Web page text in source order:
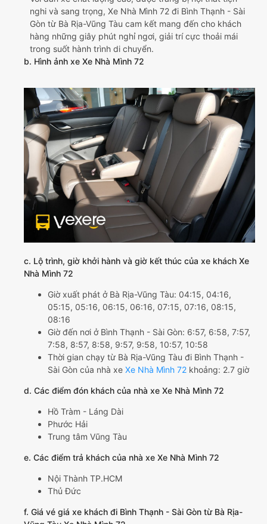
nghi và sang trọng, Xe Nhà Mình 72 đi Bình Thạnh - Sài
Gòn từ Bà Rịa-Vũng Tàu cam kết mang đến cho khách
hàng những giây phút nghỉ ngơi, giải trí cực thoải mái
trong suốt hành trình di chuyển.
b. Hình ảnh xe Xe Nhà Mình 72
c. Lộ trình, giờ khởi hành và giờ kết thúc của xe khách Xe
Nhà Mình 72
Giờ xuất phát ở Bà Rịa-Vũng Tàu: 04:15, 04:16,
05:15, 05:16, 06:15, 06:16, 07:15, 07:16, 08:15,
08:16
Giờ đến nơi ở Bình Thạnh - Sài Gòn: 6:57, 6:58, 7:57,
7:58, 8:57, 8:58, 9:57, 9:58, 10:57, 10:58
Thời gian chạy từ Bà Rịa-Vũng Tàu đi Bình Thạnh -
Sài Gòn của nhà xe Xe Nhà Mình 72 khoảng: 2.7 giờ
d. Các điểm đón khách của nhà xe Xe Nhà Mình 72
Hồ Tràm - Láng Dài
Phước Hải
Trung tâm Vũng Tàu
e. Các điểm trả khách của nhà xe Xe Nhà Mình 72
Nội Thành TP.HCM
Thủ Đức
f. Giá vé giá xe khách đi Bình Thạnh - Sài Gòn từ Bà Rịa-